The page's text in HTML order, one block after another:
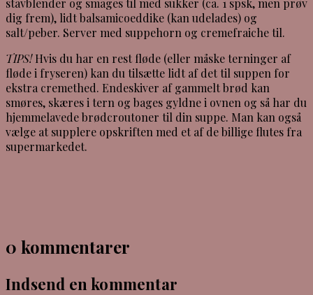
dig frem), lidt balsamicoeddike (kan udelades) og
salt/peber. Server med suppehorn og cremefraiche til.
TIPS!Hvis du har en rest fløde (eller måske terninger af
fløde i fryseren) kan du tilsætte lidt af det til suppen for
ekstra cremethed. Endeskiver af gammelt brød kan
smøres, skæres i tern og bages gyldne i ovnen og så har du
hjemmelavede brødcroutoner til din suppe. Man kan også
vælge at supplere opskriften med et af de billige flutes fra
supermarkedet.
0 kommentarer
Indsend en kommentar